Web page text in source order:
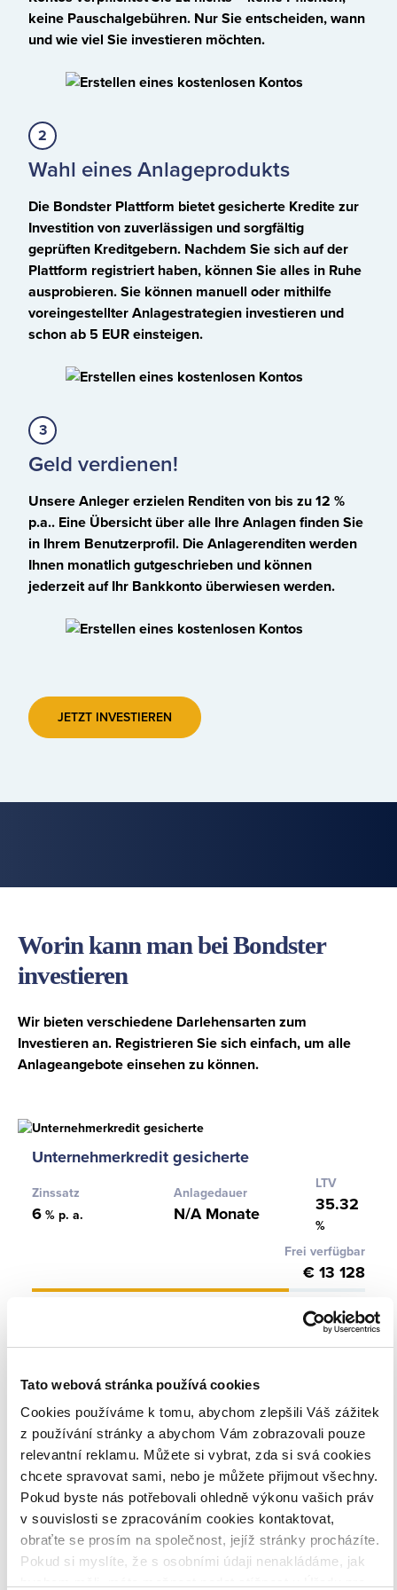
Tato webová stránka používá cookies
Cookies používáme k tomu, abychom zlepšili Váš zážitek
z používání stránky a abychom Vám zobrazovali pouze
relevantní reklamu. Můžete si vybrat, zda si svá cookies
chcete spravovat sami, nebo je můžete přijmout všechny.
Pokud byste nás potřebovali ohledně výkonu vašich práv
v souvislosti se zpracováním cookies kontaktovat,
obraťte se prosím na společnost, jejíž stránky procházíte.
Pokud si myslíte, že s osobními údaji nenakládáme, jak
keine Pauschalgebühren. Nur Sie entscheiden, wann
und wie viel Sie investieren möchten.
Wahl eines Anlageprodukts
Die Bondster Plattform bietet gesicherte Kredite zur
Investition von zuverlässigen und sorgfältig
geprüften Kreditgebern. Nachdem Sie sich auf der
Plattform registriert haben, können Sie alles in Ruhe
ausprobieren. Sie können manuell oder mithilfe
voreingestellter Anlagestrategien investieren und
schon ab 5 EUR einsteigen.
Geld verdienen!
Unsere Anleger erzielen Renditen von bis zu 12 %
p.a.. Eine Übersicht über alle Ihre Anlagen finden Sie
in Ihrem Benutzerprofil. Die Anlagerenditen werden
Ihnen monatlich gutgeschrieben und können
jederzeit auf Ihr Bankkonto überwiesen werden.
JETZT INVESTIEREN
Worin kann man bei Bondster
investieren
Wir bieten verschiedene Darlehensarten zum
Investieren an. Registrieren Sie sich einfach, um alle
Anlageangebote einsehen zu können.
Unternehmerkredit gesicherte
Zinssatz
6% p. a.
Anlagedauer
N/A Monate
LTV
35.32
%
Frei verfügbar
€ 13 128
Zinssatz
7% p. a.
Anlagedauer
12 Monate 41.31%
Frei verfügbar
€ 28 239
Unternehmerkredit gesicherte